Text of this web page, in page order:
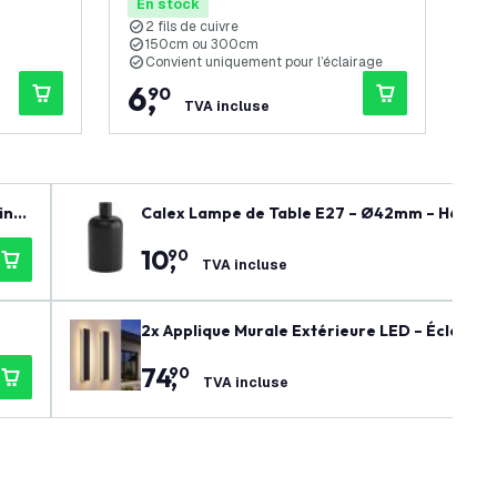
En stock
2 fils de cuivre
150cm ou 300cm
Convient uniquement pour l’éclairage
6,
90
TVA incluse
Calex Lampe de Table E27 – Ø42mm –
10,
90 TVA incluse
2x Applique Murale Extérieure LED –
74,
90 TVA incluse